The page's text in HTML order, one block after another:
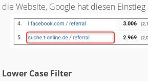
die Website, Google hat diesen
Lower Case Filter